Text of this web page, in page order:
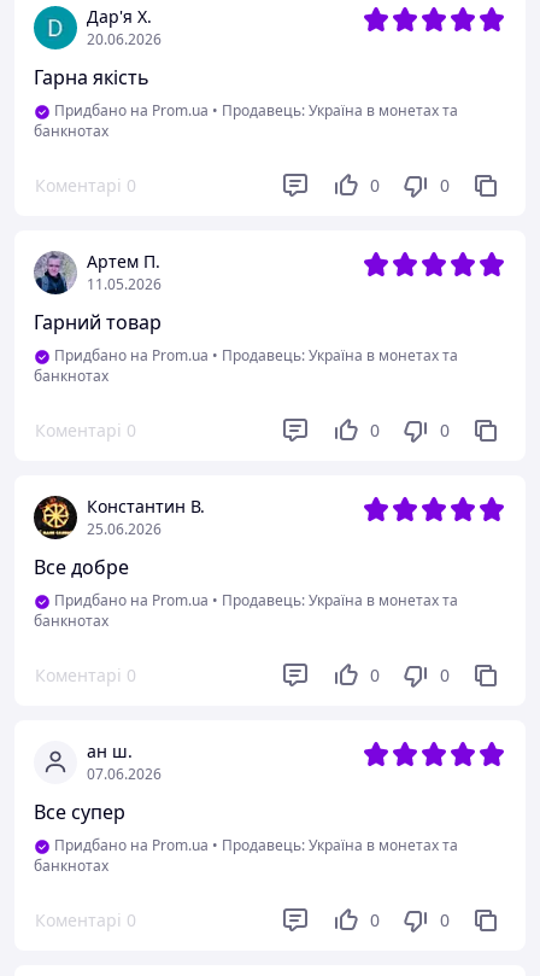
Дар'я Х.
20.06.2026
Гарна якість
Придбано на Prom.ua • Продавець: Україна в монетах та
банкнотах
Коментарі 0 0 0
Артем П.
11.05.2026
Гарний товар
Придбано на Prom.ua • Продавець: Україна в монетах та
банкнотах
Коментарі 0 0 0
Константин В.
25.06.2026
Все добре
Придбано на Prom.ua • Продавець: Україна в монетах та
банкнотах
Коментарі 0 0 0
ан ш.
07.06.2026
Все супер
Придбано на Prom.ua • Продавець: Україна в монетах та
банкнотах
Коментарі 0 0 0